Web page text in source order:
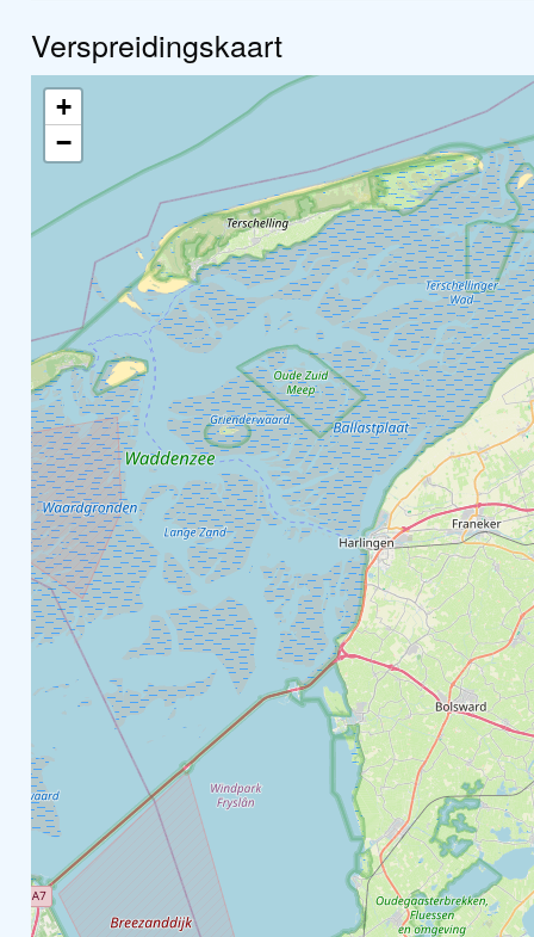
Verspreidingskaart
+
−